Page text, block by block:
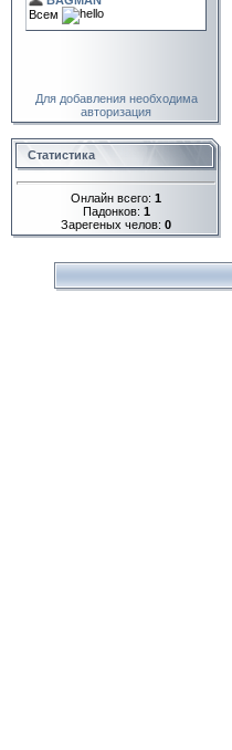
Для добавления необходима
авторизация
Статистика
Онлайн всего: 1
Падонков: 1
Зарегеных челов: 0